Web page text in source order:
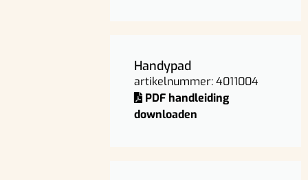
Handypad
artikelnummer: 4011004
PDF handleiding
downloaden